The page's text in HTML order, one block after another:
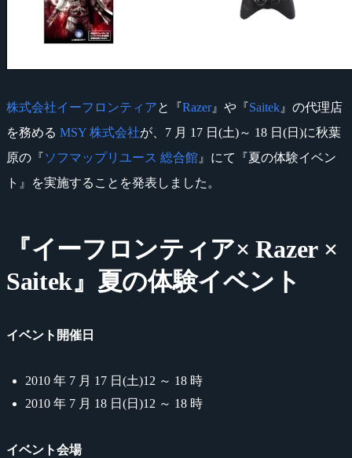
株式会社イーフロンティアと『Razer』や『Saitek 』の代理店
を務める MSY 株式会社が、7 月 17 日(土)～ 18 日(日)に秋葉
原の『ソフマップリユース 総合館 』にて『夏の体験イベン
ト』を実施することを発表しました。
『イーフロンティア× Razer ×
Saitek』夏の体験イベント
イベント開催日
2010 年 7 月 17 日(土)12 ～ 18 時
2010 年 7 月 18 日(日)12 ～ 18 時
イベント会場